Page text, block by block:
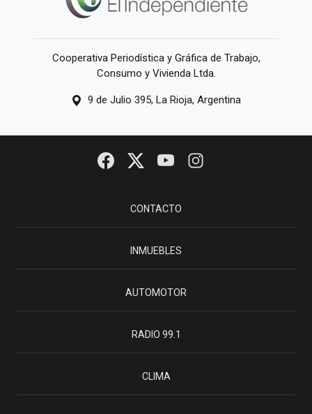
Cooperativa Periodística y Gráfica de Trabajo,
Consumo y Vivienda Ltda.
9 de Julio 395, La Rioja, Argentina
CONTACTO
INMUEBLES
AUTOMOTOR
RADIO 99.1
CLIMA